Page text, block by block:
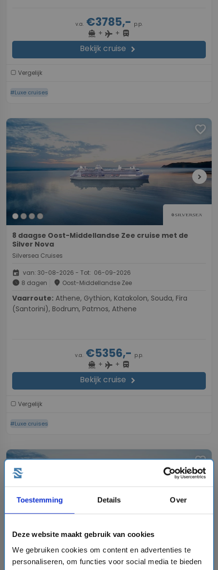
Toestemming Details Over
Deze website maakt gebruik van cookies
We gebruiken cookies om content en advertenties te
personaliseren, om functies voor social media te bieden
v.a. €3785,- p.p.
directions_boat + flight + directions_bus
Bekijk cruise chevron_right
Vergelijk
#Luxe cruises
favorite
chevron_right
8 daagse Oost-Middellandse Zee cruise met de
Silver Nova
Silversea Cruises
event van: 30-08-2026 - Tot: 06-09-2026
schedule 8 dagen place Oost-Middellandse Zee
Vaarroute:
(Santorini), Bodrum, Patmos, Athene
v.a. €5356,- p.p.
directions_boat + flight + directions_bus
Bekijk cruise chevron_right
Vergelijk
#Luxe cruises
favorite
8 daagse Oost-Middellandse Zee cruise met de